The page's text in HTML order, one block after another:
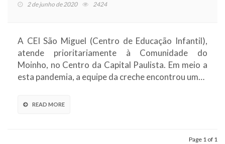
2 de junho de 2020 2424
A CEI São Miguel (Centro de Educação Infantil),
atende prioritariamente à Comunidade do
Moinho, no Centro da Capital Paulista. Em meio a
esta pandemia, a equipe da creche encontrou um…
READ MORE
Page 1 of 1